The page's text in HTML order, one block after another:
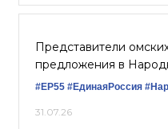
Представители
предложения в
#ЕР55 #ЕдинаяРоссия
31.07.26